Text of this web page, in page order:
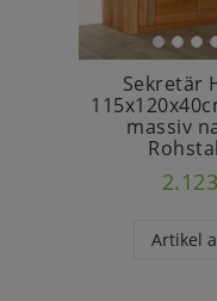
Sekretär
massiv
Artikel